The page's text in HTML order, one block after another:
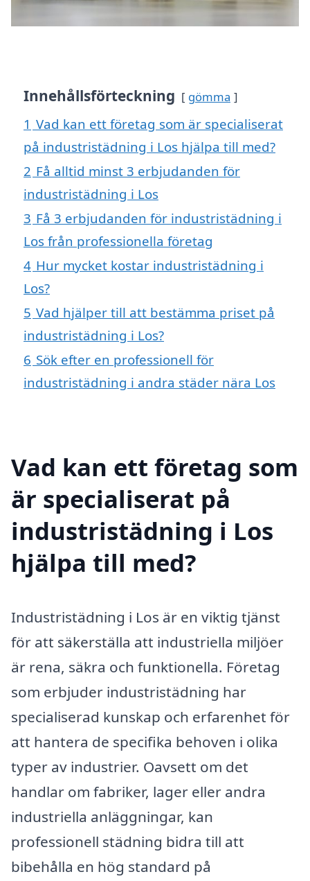
Innehållsförteckning gömma
1 Vad kan ett företag som är specialiserat
på industristädning i Los hjälpa till med?
2 Få alltid minst 3 erbjudanden för
industristädning i Los
3 Få 3 erbjudanden för industristädning i
Los från professionella företag
4 Hur mycket kostar industristädning i
Los?
5 Vad hjälper till att bestämma priset på
industristädning i Los?
6 Sök efter en professionell för
industristädning i andra städer nära Los
Vad kan ett företag som
är specialiserat på
industristädning i Los
hjälpa till med?
Industristädning i Los är en viktig tjänst
för att säkerställa att industriella miljöer
är rena, säkra och funktionella. Företag
som erbjuder industristädning har
specialiserad kunskap och erfarenhet för
att hantera de specifika behoven i olika
typer av industrier. Oavsett om det
handlar om fabriker, lager eller andra
industriella anläggningar, kan
professionell städning bidra till att
bibehålla en hög standard på